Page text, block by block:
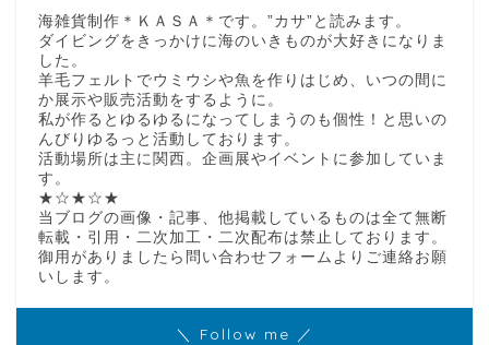
海雑貨制作＊ＫＡＳＡ＊です。”カサ”と読みます。
ダイビングをきっかけに海のいきものが大好きになりま
した。
羊毛フェルトでウミウシや魚を作りはじめ、いつの間に
か展示や販売活動をするように。
私が作るとゆるゆるになってしまうのも個性！と思いの
んびりゆるっと活動しております。
活動場所は主に関西。企画展やイベントに参加していま
す。
★☆★☆★
当ブログの画像・記事、他掲載しているものは全て無断
転載・引用・二次加工・二次配布は禁止しております。
御用がありましたら問い合わせフォームよりご連絡お願
いします。
＼ Follow me ／